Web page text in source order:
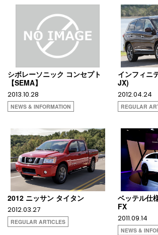
シボレーソニック コンセプト
【SEMA】
2013.10.28
NEWS & INFORMATION
インフィニ
JX)
2012.04.24
REGULAR
2012 ニッサン タイタン
2012.03.27
REGULAR ARTICLES
ベッテル仕
FX
2011.09.14
NEWS &